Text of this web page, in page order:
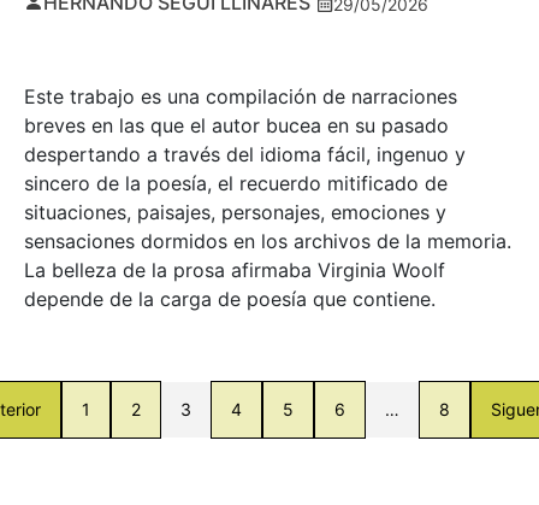
Este trabajo es una compilación de narraciones
breves en las que el autor bucea en su pasado
despertando a través del idioma fácil, ingenuo y
sincero de la poesía, el recuerdo mitificado de
situaciones, paisajes, personajes, emociones y
sensaciones dormidos en los archivos de la memoria.
La belleza de la prosa afirmaba Virginia Woolf
depende de la carga de poesía que contiene.
1 2 3 4 5 6 … 8